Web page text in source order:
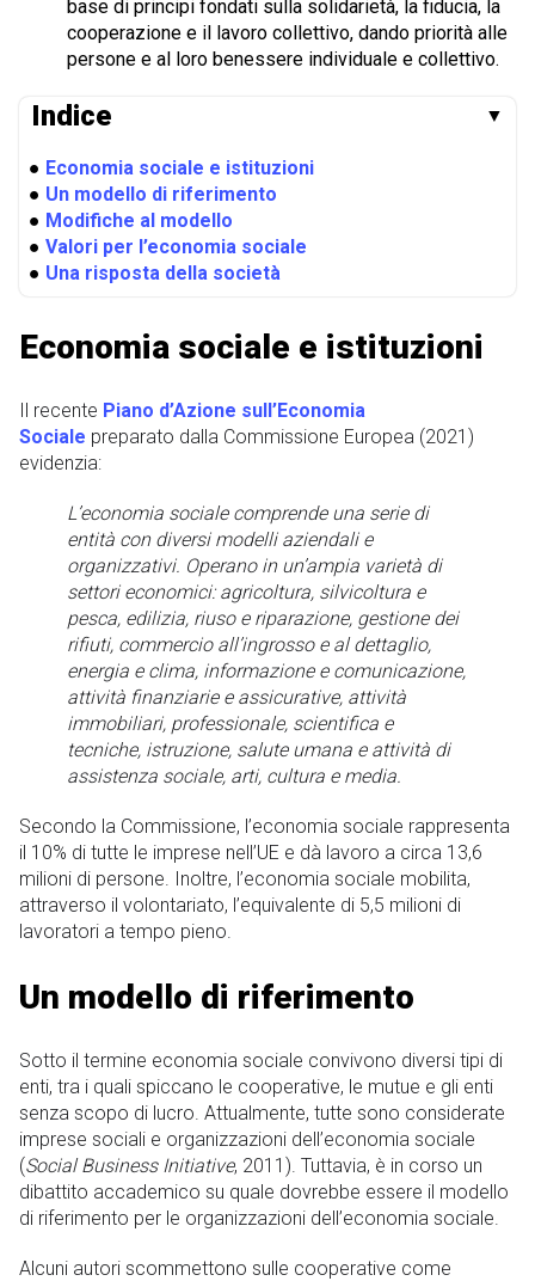
base di principi fondati sulla solidarietà, la fiducia, la
cooperazione e il lavoro collettivo, dando priorità alle
persone e al loro benessere individuale e collettivo.
Indice ▼
● Economia sociale e istituzioni
● Un modello di riferimento
● Modifiche al modello
● Valori per l’economia sociale
● Una risposta della società
Economia sociale e istituzioni
Il recente Piano d’Azione sull’Economia
Sociale preparato dalla Commissione Europea (2021)
evidenzia:
L’economia sociale comprende una serie di
entità con diversi modelli aziendali e
organizzativi. Operano in un’ampia varietà di
settori economici: agricoltura, silvicoltura e
pesca, edilizia, riuso e riparazione, gestione dei
rifiuti, commercio all’ingrosso e al dettaglio,
energia e clima, informazione e comunicazione,
attività finanziarie e assicurative, attività
immobiliari, professionale, scientifica e
tecniche, istruzione, salute umana e attività di
assistenza sociale, arti, cultura e media.
Secondo la Commissione, l’economia sociale rappresenta
il 10% di tutte le imprese nell’UE e dà lavoro a circa 13,6
milioni di persone. Inoltre, l’economia sociale mobilita,
attraverso il volontariato, l’equivalente di 5,5 milioni di
lavoratori a tempo pieno.
Un modello di riferimento
Sotto il termine economia sociale convivono diversi tipi di
enti, tra i quali spiccano le cooperative, le mutue e gli enti
senza scopo di lucro. Attualmente, tutte sono considerate
imprese sociali e organizzazioni dell’economia sociale
(Social Business Initiative, 2011). Tuttavia, è in corso un
dibattito accademico su quale dovrebbe essere il modello
di riferimento per le organizzazioni dell’economia sociale.
Alcuni autori scommettono sulle cooperative come